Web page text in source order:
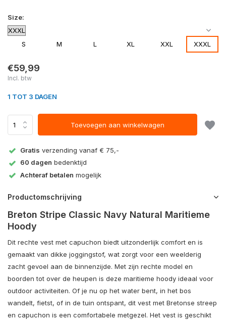
Size:
S M L XL XXL XXXL
€59,99
Incl. btw
1 TOT 3 DAGEN
Toevoegen aan winkelwagen
Gratis verzending vanaf € 75,-
60 dagen bedenktijd
Achteraf betalen mogelijk
Productomschrijving
Breton Stripe Classic Navy Natural Maritieme
Hoody
Dit rechte vest met capuchon biedt uitzonderlijk comfort en is
gemaakt van dikke joggingstof, wat zorgt voor een weelderig
zacht gevoel aan de binnenzijde. Met zijn rechte model en
boorden tot over de heupen is deze maritieme hoody ideaal voor
outdoor activiteiten. Of je nu op het water bent, in het bos
wandelt, fietst, of in de tuin ontspant, dit vest met Bretonse streep
en capuchon is een comfortabele metgezel. Het vest is geschikt